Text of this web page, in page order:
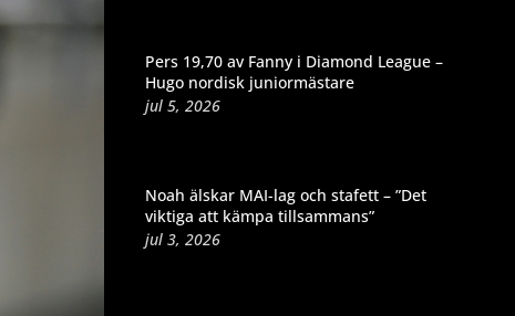
Pers 19,70 av Fanny i Diamond League –
Hugo nordisk juniormästare
jul 5, 2026
Noah älskar MAI-lag och stafett – ”Det
viktiga att kämpa tillsammans”
jul 3, 2026